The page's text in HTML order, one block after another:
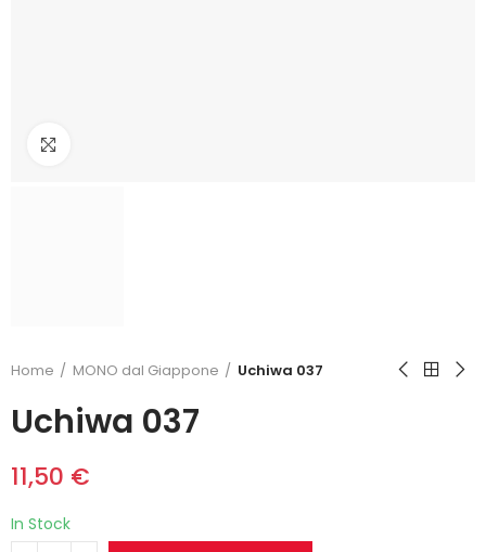
Home MONO dal Giappone Uchiwa 037
Uchiwa 037
11,50 €
In Stock